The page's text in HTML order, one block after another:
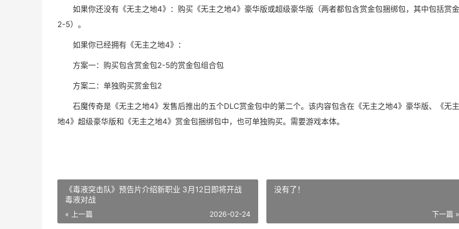
如果你还没有《无主之地4》：购买《无主之地4》豪华版或超级豪华版（两者都包含赏金包捆绑包，其中包括赏
2-5）。
如果你已经拥有《无主之地4》：
方案一：购买包含赏金包2-5的赏金包组合包
方案二：单独购买赏金包2
石魔传奇是《无主之地4》发售后推出的五个DLC赏金包中的第二个。该内容包含在《无主之地4》豪华版、《无
地4》超级豪华版和《无主之地4》赏金包捆绑包中，也可单独购买。需要游戏本体。
《毒液突击队》预告片介绍新职业 3月12日即将开战
毒液对战
« 上一篇 2026-02-24
没有了！
下一篇 »